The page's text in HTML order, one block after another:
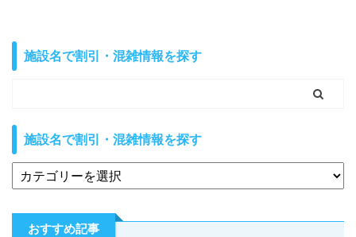
施設名で割引・混雑情報を探す
施設名で割引・混雑情報を探す
おすすめ記事